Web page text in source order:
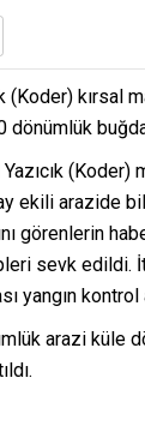
(Koder) kırsal
dönümlük
(Koder)
ekili arazide
görenlerin
sevk edildi.
yangın kontrol
arazi küle